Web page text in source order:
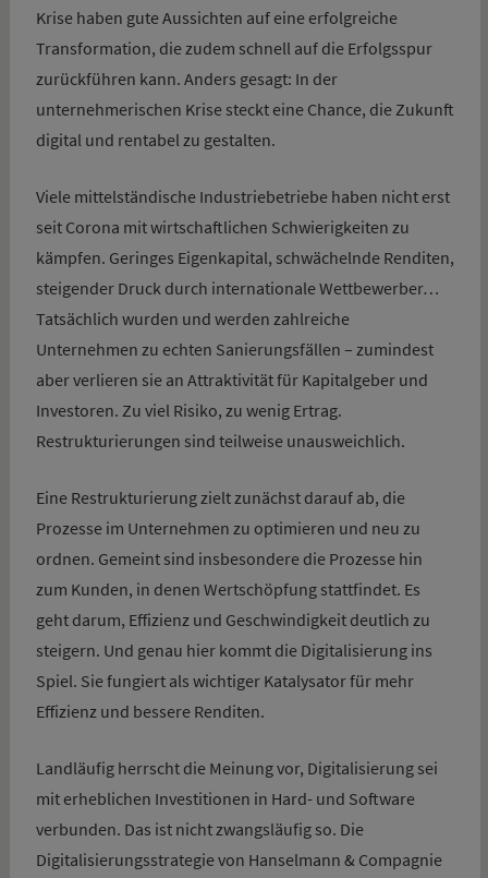
Krise haben gute Aussichten auf eine erfolgreiche
Transformation, die zudem schnell auf die Erfolgsspur
zurückführen kann. Anders gesagt: In der
unternehmerischen Krise steckt eine Chance, die Zukunft
digital und rentabel zu gestalten.
Viele mittelständische Industriebetriebe haben nicht erst
seit Corona mit wirtschaftlichen Schwierigkeiten zu
kämpfen. Geringes Eigenkapital, schwächelnde Renditen,
steigender Druck durch internationale Wettbewerber…
Tatsächlich wurden und werden zahlreiche
Unternehmen zu echten Sanierungsfällen – zumindest
aber verlieren sie an Attraktivität für Kapitalgeber und
Investoren. Zu viel Risiko, zu wenig Ertrag.
Restrukturierungen sind teilweise unausweichlich.
Eine Restrukturierung zielt zunächst darauf ab, die
Prozesse im Unternehmen zu optimieren und neu zu
ordnen. Gemeint sind insbesondere die Prozesse hin
zum Kunden, in denen Wertschöpfung stattfindet. Es
geht darum, Effizienz und Geschwindigkeit deutlich zu
steigern. Und genau hier kommt die Digitalisierung ins
Spiel. Sie fungiert als wichtiger Katalysator für mehr
Effizienz und bessere Renditen.
Landläufig herrscht die Meinung vor, Digitalisierung sei
mit erheblichen Investitionen in Hard- und Software
verbunden. Das ist nicht zwangsläufig so. Die
Digitalisierungsstrategie von Hanselmann & Compagnie